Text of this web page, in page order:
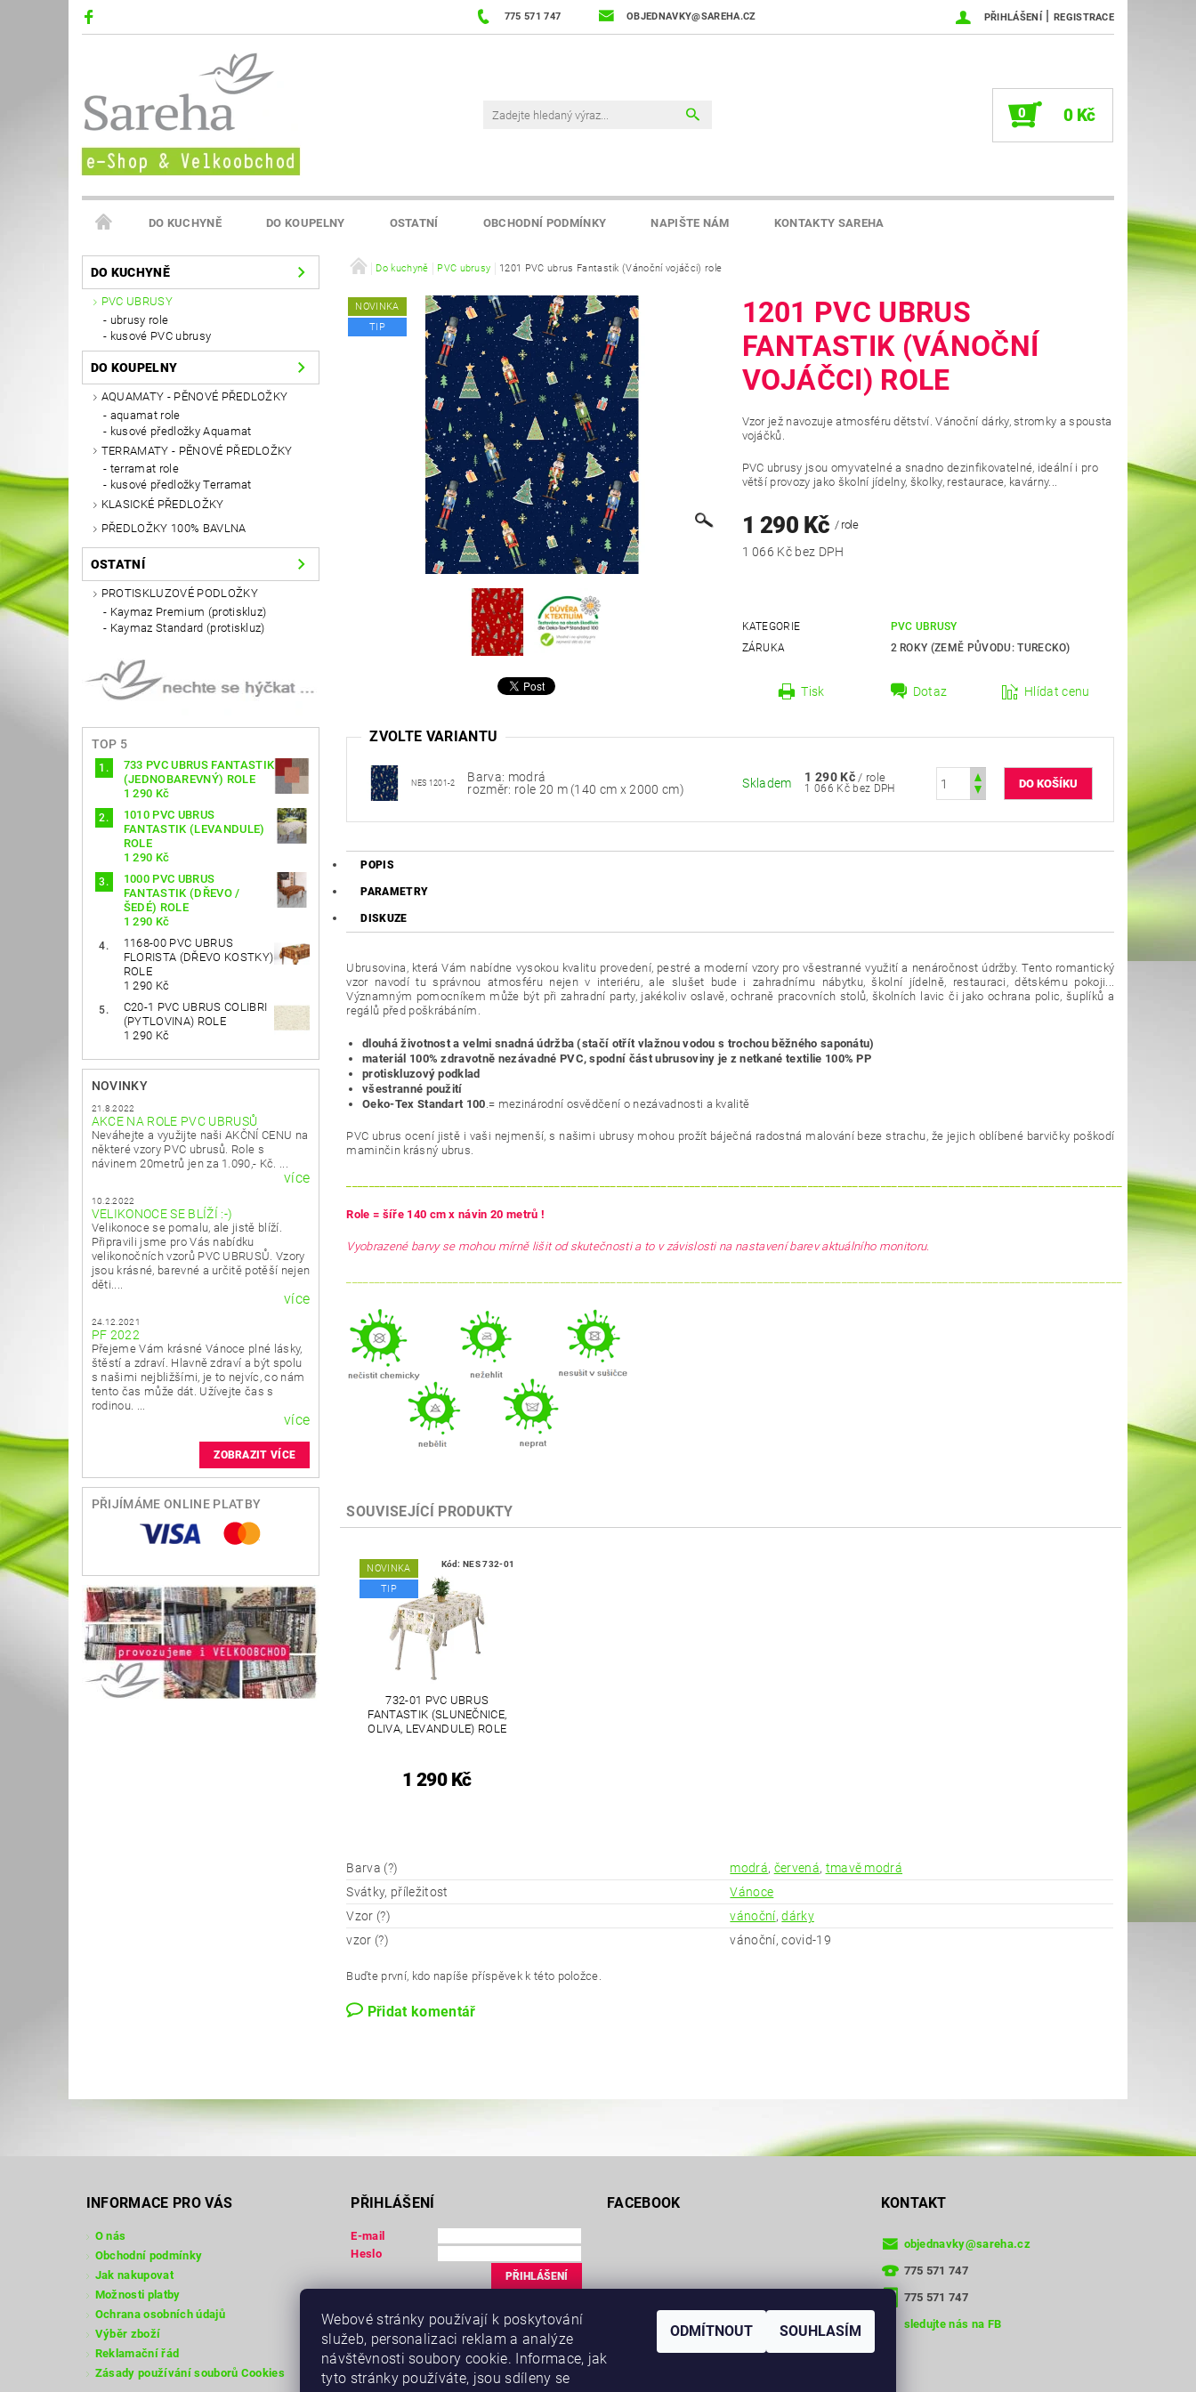
775 571 747 OBJEDNAVKY@SAREHA.CZ PŘIHLÁŠENÍ | REGISTRACE
0 0 Kč
DO KUCHYNĚ DO KOUPELNY OSTATNÍ OBCHODNÍ PODMÍNKY NAPIŠTE NÁM KONTAKTY SAREHA
VELKOOBCHOD SAREHA
DO KUCHYNĚ
PVC UBRUSY
ubrusy role
kusové PVC ubrusy
DO KOUPELNY
AQUAMATY - PĚNOVÉ PŘEDLOŽKY
aquamat role
kusové předložky Aquamat
TERRAMATY - PĚNOVÉ PŘEDLOŽKY
terramat role
kusové předložky Terramat
KLASICKÉ PŘEDLOŽKY
PŘEDLOŽKY 100% BAVLNA
OSTATNÍ
PROTISKLUZOVÉ PODLOŽKY
Kaymaz Premium (protiskluz)
Kaymaz Standard (protiskluz)
TOP 5
733 PVC UBRUS FANTASTIK
(JEDNOBAREVNÝ) ROLE
1 290 Kč
1010 PVC UBRUS
FANTASTIK (LEVANDULE)
ROLE
1 290 Kč
1000 PVC UBRUS
FANTASTIK (DŘEVO /
ŠEDÉ) ROLE
1 290 Kč
1168-00 PVC UBRUS
FLORISTA (DŘEVO KOSTKY)
ROLE
1 290 Kč
C20-1 PVC UBRUS COLIBRI
(PYTLOVINA) ROLE
1 290 Kč
NOVINKY
21.8.2022
AKCE NA ROLE PVC UBRUSŮ
Neváhejte a využijte naši AKČNÍ CENU na
některé vzory PVC ubrusů. Role s
návinem 20metrů jen za 1.090,- Kč. ...
více
10.2.2022
VELIKONOCE SE BLÍŽÍ :-)
Velikonoce se pomalu, ale jistě blíží.
Připravili jsme pro Vás nabídku
velikonočních vzorů PVC UBRUSŮ. Vzory
jsou krásné, barevné a určitě potěší nejen
děti....
více
24.12.2021
PF 2022
Přejeme Vám krásné Vánoce plné lásky,
štěstí a zdraví. Hlavně zdraví a být spolu
s našimi nejbližšími, je to nejvíc, co nám
tento čas může dát. Užívejte čas s
rodinou. ...
více
ZOBRAZIT VÍCE
PŘIJÍMÁME ONLINE PLATBY
Do kuchyně PVC ubrusy 1201 PVC ubrus Fantastik (Vánoční vojáčci) role
NOVINKA
TIP
1201 PVC UBRUS
FANTASTIK (VÁNOČNÍ
VOJÁČCI) ROLE
Vzor jež navozuje atmosféru dětství. Vánoční dárky, stromky a spousta
vojáčků.
PVC ubrusy jsou omyvatelné a snadno dezinfikovatelné, ideální i pro
větší provozy jako školní jídelny, školky, restaurace, kavárny...
1 290 Kč/ role
1 066 Kč bez DPH
KATEGORIE
PVC UBRUSY
ZÁRUKA
2 ROKY (ZEMĚ PŮVODU: TURECKO)
Tisk Dotaz Hlídat cenu
ZVOLTE VARIANTU
NES 1201-2
Barva: modrá
rozměr: role 20 m (140 cm x 2000 cm)
Skladem 1 290 Kč / role
1 066 Kč bez DPH
POPIS
PARAMETRY
DISKUZE
Ubrusovina, která Vám nabídne vysokou kvalitu provedení, pestré a moderní vzory pro všestranné využití a nenáročnost údržby. Tento romantický
vzor navodí tu správnou atmosféru nejen v interiéru, ale slušet bude i zahradnímu nábytku, školní jídelně, restauraci, dětskému pokoji...
Významným pomocníkem může být při zahradní party, jakékoliv oslavě, ochraně pracovních stolů, školních lavic či jako ochrana polic, šuplíků a
regálů před poškrábáním.
dlouhá životnost a velmi snadná údržba (stačí otřít vlažnou vodou s trochou běžného saponátu)
materiál 100% zdravotně nezávadné PVC, spodní část ubrusoviny je z netkané textilie 100% PP
protiskluzový podklad
všestranné použití
Oeko-Tex Standart 100.= mezinárodní osvědčení o nezávadnosti a kvalitě
PVC ubrus ocení jistě i vaši nejmenší, s našimi ubrusy mohou prožít báječná radostná malování beze strachu, že jejich oblíbené barvičky poškodí
maminčin krásný ubrus.
Role = šíře 140 cm x návin 20 metrů !
Vyobrazené barvy se mohou mírně lišit od skutečnosti a to v závislosti na nastavení barev aktuálního monitoru.
SOUVISEJÍCÍ PRODUKTY
NOVINKA
TIP
Kód:NES 732-01
732-01 PVC UBRUS
FANTASTIK (SLUNEČNICE,
OLIVA, LEVANDULE) ROLE
1 290 Kč
Barva (?) modrá, červená, tmavě modrá
Svátky, příležitost
Vánoce
Vzor (?)
vánoční,dárky
vzor (?)
vánoční, covid-19
Buďte první, kdo napíše příspěvek k této položce.
Přidat komentář
INFORMACE PRO VÁS
O nás
Obchodní podmínky
Jak nakupovat
Možnosti platby
Ochrana osobních údajů
Výběr zboží
Reklamační řád
Zásady používání souborů Cookies
PŘIHLÁŠENÍ
E-mail
Heslo
Zapomenuté heslo
FACEBOOK KONTAKT
objednavky@sareha.cz
775 571 747
775 571 747
sledujte nás na FB
Webové stránky používají k poskytování
služeb, personalizaci reklam a analýze
návštěvnosti soubory cookie. Informace, jak
tyto stránky používáte, jsou sdíleny se
ODMÍTNOUT SOUHLASÍM